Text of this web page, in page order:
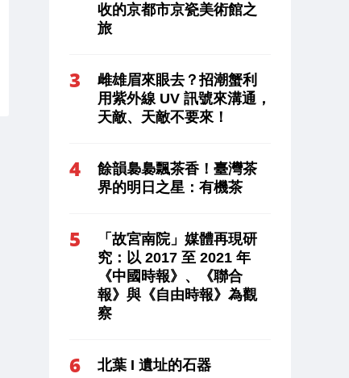
收的京都市京瓷美術館之
旅
雌雄眉來眼去？招潮蟹利
用紫外線 UV 訊號來溝通，
天敵、天敵不要來！
餘韻裊裊飄茶香！臺灣茶
界的明日之星：有機茶
「故宮南院」媒體再現研
究：以 2017 至 2021 年
《中國時報》、《聯合
報》與《自由時報》為觀
察
北葉 I 遺址的石器